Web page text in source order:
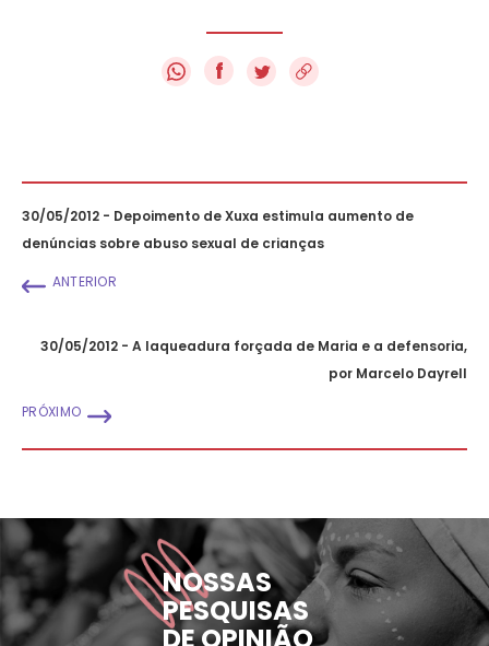
f
30/05/2012 - Depoimento de Xuxa estimula aumento de
denúncias sobre abuso sexual de crianças
ANTERIOR
30/05/2012 - A laqueadura forçada de Maria e a defensoria,
por Marcelo Dayrell
PRÓXIMO
NOSSAS
PESQUISAS